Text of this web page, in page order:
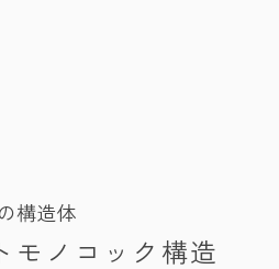
構造体
モノコック構造